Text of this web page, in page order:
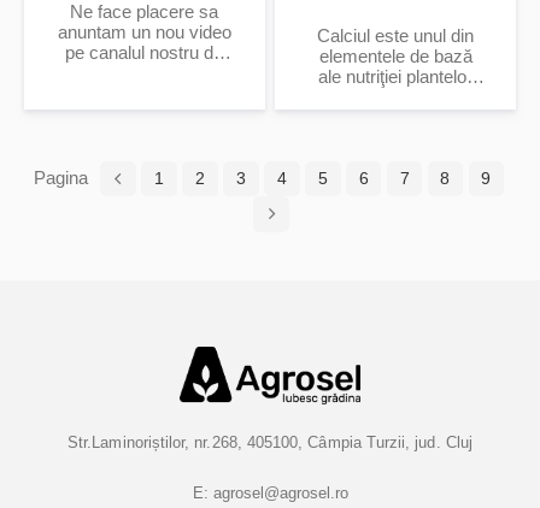
Ne face placere sa
anuntam un nou video
pe canalul nostru de
virusul răsucirii
Calciul este unul din
elementele de bază
ale nutriţiei plantelor
Pagina 1 2 3 4 5 6 7 8 9
Str.Laminoriștilor, nr.268, 405100, Câmpia Turzii, jud. Cluj
E: agrosel@agrosel.ro